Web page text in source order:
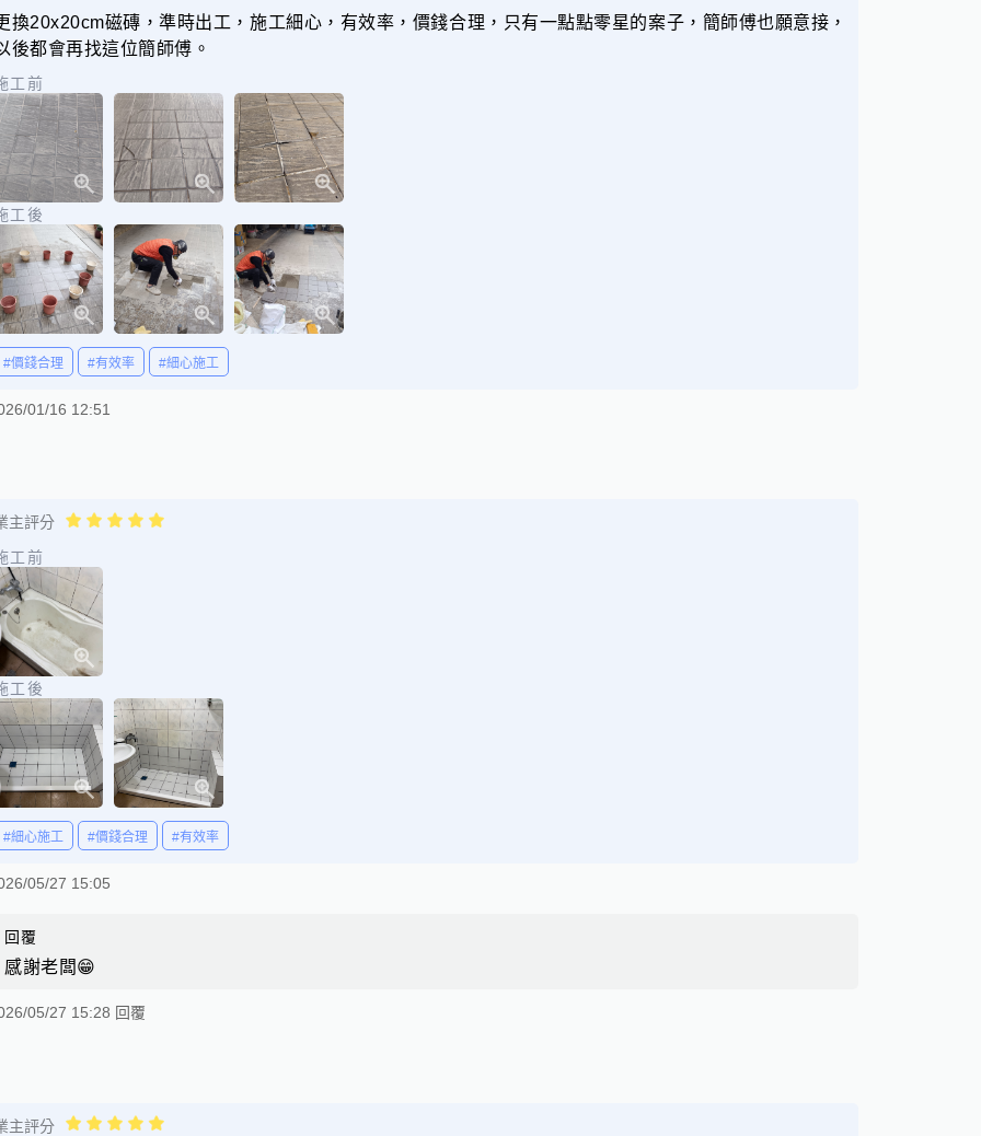
換20x20cm磁磚，準時出工，施工細心，有效率，價錢合理，只有一點點零星的案子，簡師傅也願意接，
後都會再找這位簡師傅。
工前
工後
#價錢合理 #有效率 #細心施工
01/16 12:51
主評分
工前
工後
#細心施工 #價錢合理 #有效率
05/27 15:05
回覆
感謝老闆😁
05/27 15:28 回覆
主評分